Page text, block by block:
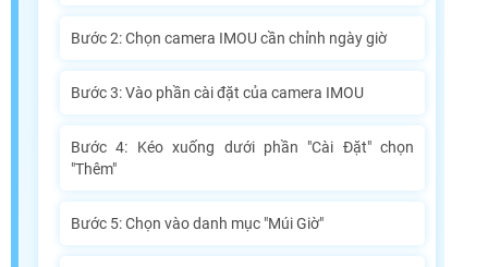
Bước 2: Chọn camera IMOU cần chỉnh ngày giờ
Bước 3: Vào phần cài đặt của camera IMOU
Bước 4: Kéo xuống dưới phần "Cài Đặt" chọn
"Thêm"
Bước 5: Chọn vào danh mục "Múi Giờ"